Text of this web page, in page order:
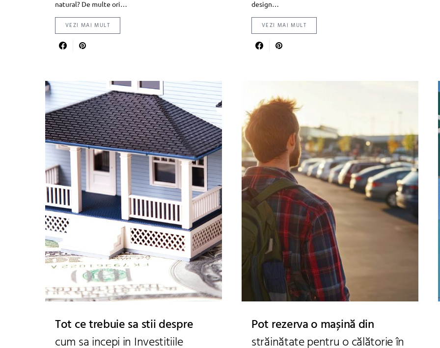
natural? De multe ori…
VEZI MAI MULT
design…
VEZI MAI MULT
Tot ce trebuie sa stii despre
cum sa incepi in Investitiile
Pot rezerva o mașină din
străinătate pentru o călătorie în